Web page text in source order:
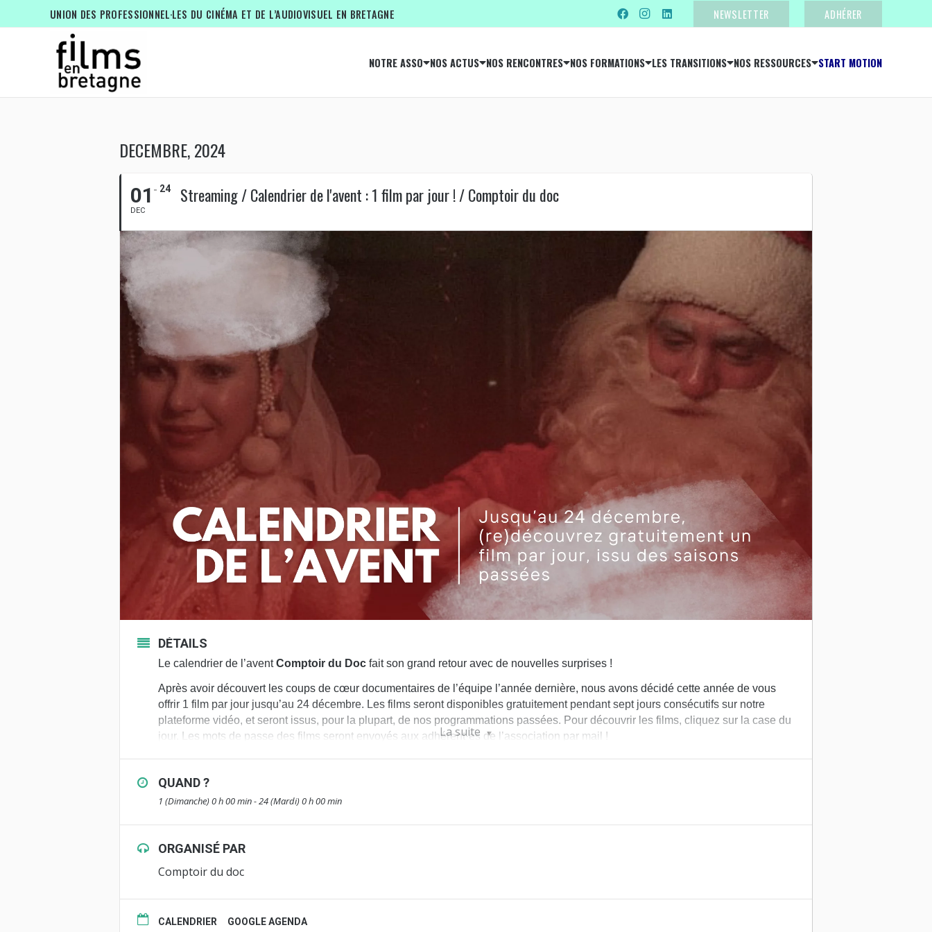
UNION DES PROFESSIONNEL·LES DU CINÉMA ET DE L’AUDIOVISUEL EN BRETAGNE NEWSLETTER ADHÉRER
NOTRE ASSO NOS ACTUS NOS RENCONTRES NOS FORMATIONS LES TRANSITIONS NOS RESSOURCES START MOTION
DECEMBRE, 2024
01
DEC
24 Streaming / Calendrier de l'avent : 1 film par jour ! / Comptoir du doc
La suite
DÉTAILS
Le calendrier de l’aventComptoir du Doc fait son grand retour avec de nouvelles surprises !
Après avoir découvert les coups de cœur documentaires de l’équipe l’année dernière, nous avons décidé cette année de vous
offrir 1 film par jour jusqu’au 24 décembre. Les films seront disponibles gratuitement pendant sept jours consécutifs sur notre
plateforme vidéo, et seront issus, pour la plupart, de nos programmations passées. Pour découvrir les films, cliquez sur la case du
jour. Les mots de passe des films seront envoyés aux adhérent·es de l’association par mail !
Rendez-vous par ici pour de plus amples informations.
QUAND ?
1 (Dimanche) 0 h 00 min - 24 (Mardi) 0 h 00 min
ORGANISÉ PAR
Comptoir du doc
CALENDRIER GOOGLE AGENDA